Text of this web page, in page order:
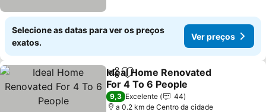
Selecione as datas para ver os preços
exatos.
Ver preços
PartilharAdicionar aos favoritos
Ideal Home Renovated
For 4 To 6 People
Ver preços
9,3 Excelente
44
a 0.2 km de Centro da cidade